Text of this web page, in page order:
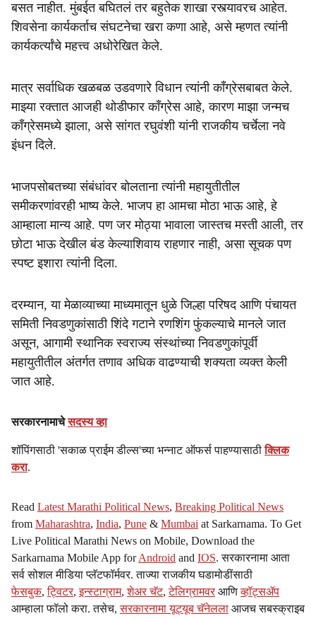
बसत नाहीत. मुंबईत बघितलं तर बहुतेक शाखा रस्त्यावरच आहेत.
शिवसेना कार्यकर्ताच संघटनेचा खरा कणा आहे, असे म्हणत त्यांनी
कार्यकर्त्यांचे महत्त्व अधोरेखित केले.
मात्र सर्वाधिक खळबळ उडवणारे विधान त्यांनी काँग्रेसबाबत केले.
माझ्या रक्तात आजही थोडीफार काँग्रेस आहे, कारण माझा जन्मच
काँग्रेसमध्ये झाला, असे सांगत रघुवंशी यांनी राजकीय चर्चेला नवे
इंधन दिले.
भाजपसोबतच्या संबंधांवर बोलताना त्यांनी महायुतीतील
समीकरणांवरही भाष्य केले. भाजप हा आमचा मोठा भाऊ आहे, हे
आम्हाला मान्य आहे. पण जर मोठ्या भावाला जास्तच मस्ती आली, तर
छोटा भाऊ देखील बंड केल्याशिवाय राहणार नाही, असा सूचक पण
स्पष्ट इशारा त्यांनी दिला.
दरम्यान, या मेळाव्याच्या माध्यमातून धुळे जिल्हा परिषद आणि पंचायत
समिती निवडणुकांसाठी शिंदे गटाने रणशिंग फुंकल्याचे मानले जात
असून, आगामी स्थानिक स्वराज्य संस्थांच्या निवडणुकांपूर्वी
महायुतीतील अंतर्गत तणाव अधिक वाढण्याची शक्यता व्यक्त केली
जात आहे.
सरकारनामाचेसदस्य व्हा
शॉपिंगसाठी 'सकाळ प्राईम डील्स'च्या भन्नाट ऑफर्स पाहण्यासाठीक्लिक
करा.
Read Latest Marathi Political News, Breaking Political News
from Maharashtra, India, Pune & Mumbai at Sarkarnama. To Get
Live Political Marathi News on Mobile, Download the
Sarkarnama Mobile App forAndroid and IOS. सरकारनामा आता
सर्व सोशल मीडिया प्लॅटफॉर्मवर. ताज्या राजकीय घडामोडींसाठी
फेसबुक,ट्विटर,इन्स्टाग्राम,शेअर चॅट,टेलिग्रामवर आणिव्हॉट्सॲप
आम्हाला फॉलो करा. तसेच,सरकारनामा यूट्यूब चॅनेलला आजच सबस्क्राइब